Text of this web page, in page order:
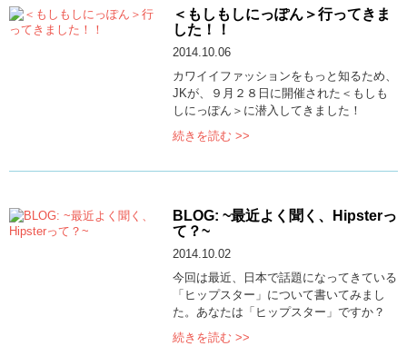
＜もしもしにっぽん＞行ってきま
した！！
2014.10.06
カワイイファッションをもっと知るため、
JKが、９月２８日に開催された＜もしも
しにっぽん＞に潜入してきました！
続きを読む >>
BLOG: ~最近よく聞く、Hipsterっ
て？~
2014.10.02
今回は最近、日本で話題になってきている
「ヒップスター」について書いてみまし
た。あなたは「ヒップスター」ですか？
続きを読む >>